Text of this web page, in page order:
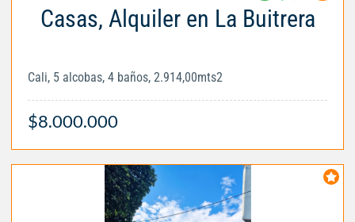
Casas, Alquiler en La Buitrera
Cali, 5 alcobas, 4 baños, 2.914,00mts2
$8.000.000